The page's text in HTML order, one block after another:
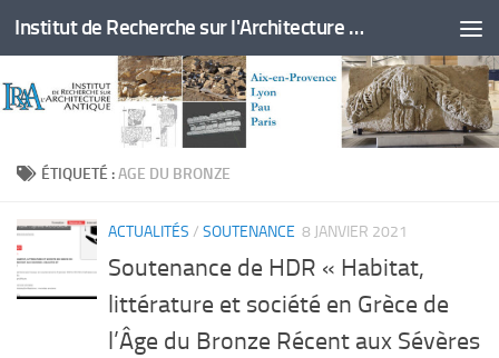
Skip to content Institut de Recherche sur l'Architecture Antique
ÉTIQUETÉ :AGE DU BRONZE
ACTUALITÉS / SOUTENANCE 8 JANVIER 2021
Soutenance de HDR « Habitat,
littérature et société en Grèce de
l’Âge du Bronze Récent aux Sévères